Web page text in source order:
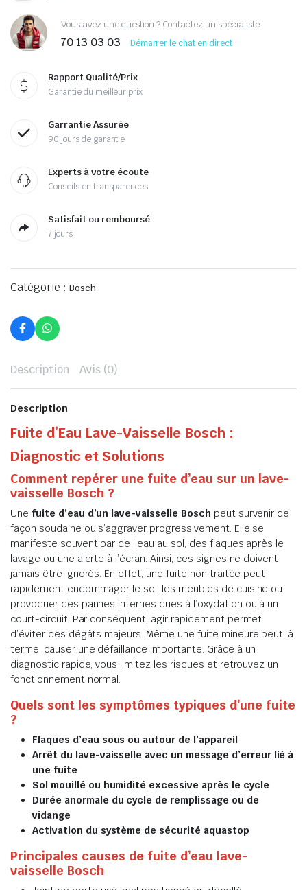
Vous avez une question ? Contactez un spécialiste
70 13 03 03 Démarrer le chat en direct
Rapport Qualité/Prix
Garantie du meilleur prix
Garrantie Assurée
90 jours de garantie
Experts à votre écoute
Conseils en transparences
Satisfait ou remboursé
7 jours
Catégorie : Bosch
Description Avis (0)
Description
Fuite d’Eau Lave-Vaisselle Bosch :
Diagnostic et Solutions
Comment repérer une fuite d’eau sur un lave-
vaisselle Bosch ?
Une fuite d’eau d’un lave-vaisselle Bosch peut survenir de
façon soudaine ou s’aggraver progressivement. Elle se
manifeste souvent par de l’eau au sol, des flaques après le
lavage ou une alerte à l’écran. Ainsi, ces signes ne doivent
jamais être ignorés. En effet, une fuite non traitée peut
rapidement endommager le sol, les meubles de cuisine ou
provoquer des pannes internes dues à l’oxydation ou à un
court-circuit. Par conséquent, agir rapidement permet
d’éviter des dégâts majeurs. Même une fuite mineure peut, à
terme, causer une défaillance importante. Grâce à un
diagnostic rapide, vous limitez les risques et retrouvez un
fonctionnement normal.
Quels sont les symptômes typiques d’une fuite
?
Flaques d’eau sous ou autour de l’appareil
Arrêt du lave-vaisselle avec un message d’erreur lié à
une fuite
Sol mouillé ou humidité excessive après le cycle
Durée anormale du cycle de remplissage ou de
vidange
Activation du système de sécurité aquastop
Principales causes de fuite d’eau lave-
vaisselle Bosch